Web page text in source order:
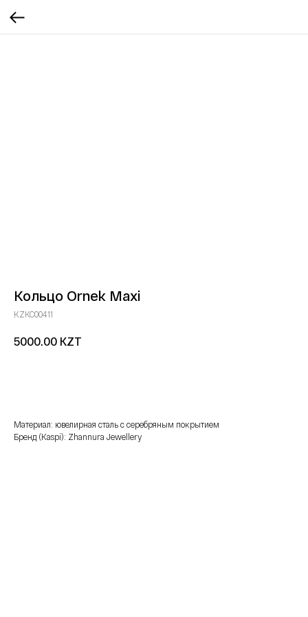
Кольцо Ornek Maxi
KZKC00411
5000.00 KZT
Материал: ювелирная сталь с серебряным покрытием
Бренд (Kaspi): Zhannura Jewellery